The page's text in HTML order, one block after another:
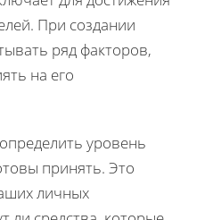
При создании
ряд факторов,
на его
уровень
принять. Это
личных